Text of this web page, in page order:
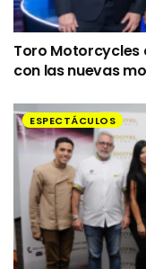
Toro Motorcycles
con las nuevas
ESPECTÁCULOS